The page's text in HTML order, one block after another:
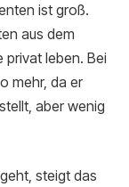
ist groß.
aus dem
privat leben. Bei
mehr, da er
aber wenig
steigt das